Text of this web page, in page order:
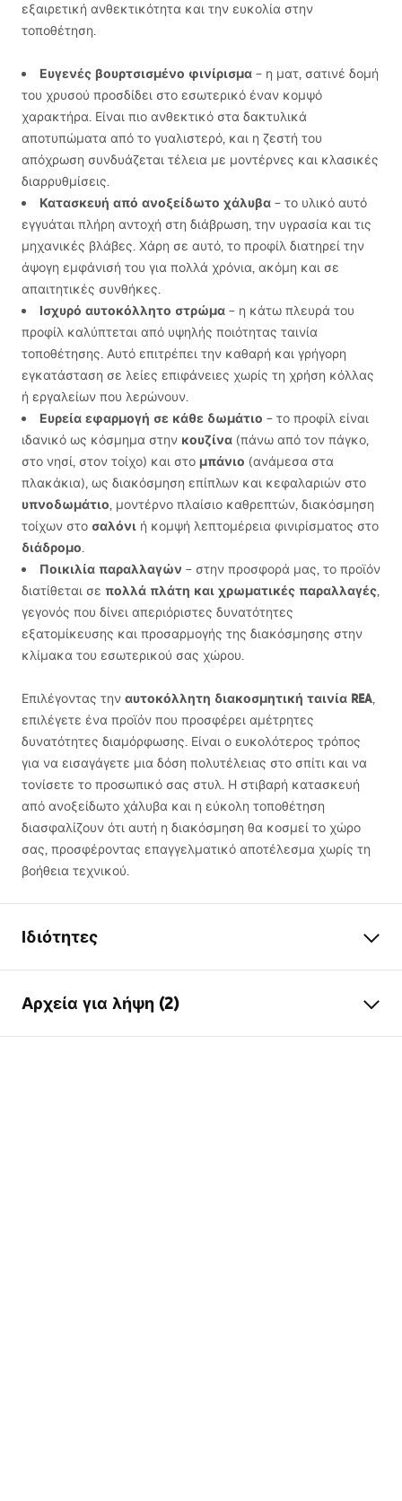
εξαιρετική ανθεκτικότητα και την ευκολία στην
τοποθέτηση.
Ευγενές βουρτσισμένο φινίρισμα – η ματ, σατινέ δομή
του χρυσού προσδίδει στο εσωτερικό έναν κομψό
χαρακτήρα. Είναι πιο ανθεκτικό στα δακτυλικά
αποτυπώματα από το γυαλιστερό, και η ζεστή του
απόχρωση συνδυάζεται τέλεια με μοντέρνες και κλασικές
διαρρυθμίσεις.
Κατασκευή από ανοξείδωτο χάλυβα – το υλικό αυτό
εγγυάται πλήρη αντοχή στη διάβρωση, την υγρασία και τις
μηχανικές βλάβες. Χάρη σε αυτό, το προφίλ διατηρεί την
άψογη εμφάνισή του για πολλά χρόνια, ακόμη και σε
απαιτητικές συνθήκες.
Ισχυρό αυτοκόλλητο στρώμα – η κάτω πλευρά του
προφίλ καλύπτεται από υψηλής ποιότητας ταινία
τοποθέτησης. Αυτό επιτρέπει την καθαρή και γρήγορη
εγκατάσταση σε λείες επιφάνειες χωρίς τη χρήση κόλλας
ή εργαλείων που λερώνουν.
Ευρεία εφαρμογή σε κάθε δωμάτιο – το προφίλ είναι
ιδανικό ως κόσμημα στην κουζίνα (πάνω από τον πάγκο,
στο νησί, στον τοίχο) και στο μπάνιο (ανάμεσα στα
πλακάκια), ως διακόσμηση επίπλων και κεφαλαριών στο
υπνοδωμάτιο, μοντέρνο πλαίσιο καθρεπτών, διακόσμηση
τοίχων στο σαλόνι ή κομψή λεπτομέρεια φινιρίσματος στο
διάδρομο.
Ποικιλία παραλλαγών – στην προσφορά μας, το προϊόν
διατίθεται σε πολλά πλάτη και χρωματικές παραλλαγές,
γεγονός που δίνει απεριόριστες δυνατότητες
εξατομίκευσης και προσαρμογής της διακόσμησης στην
κλίμακα του εσωτερικού σας χώρου.
Επιλέγοντας την αυτοκόλλητη διακοσμητική ταινία REA,
επιλέγετε ένα προϊόν που προσφέρει αμέτρητες
δυνατότητες διαμόρφωσης. Είναι ο ευκολότερος τρόπος
για να εισαγάγετε μια δόση πολυτέλειας στο σπίτι και να
τονίσετε το προσωπικό σας στυλ. Η στιβαρή κατασκευή
από ανοξείδωτο χάλυβα και η εύκολη τοποθέτηση
διασφαλίζουν ότι αυτή η διακόσμηση θα κοσμεί το χώρο
σας, προσφέροντας επαγγελματικό αποτέλεσμα χωρίς τη
βοήθεια τεχνικού.
Ιδιότητες
Χρώμα
Υλικό
ανοξείδωτο ατσάλι
Αρχεία για λήψη (2)